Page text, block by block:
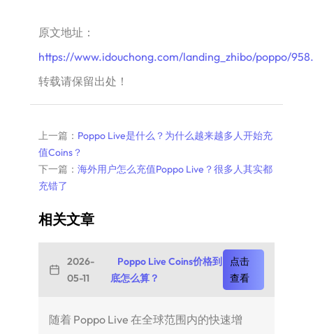
原文地址：
https://www.idouchong.com/landing_zhibo/poppo/
转载请保留出处！
上一篇： Poppo Live是什么？为什么越来越多人开始充
值Coins？
下一篇： 海外用户怎么充值Poppo Live？很多人其实都
充错了
相关文章
2026-
05-11
Poppo Live Coins价格到
底怎么算？
点击
查看
随着 Poppo Live 在全球范围内的快速增